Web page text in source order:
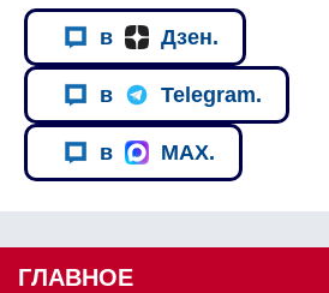
в Дзен.
в Telegram.
в MAX.
ГЛАВНОЕ